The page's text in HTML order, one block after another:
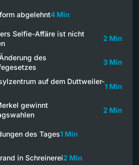
abgelehnt4 Min
Selfie-Affäre ist nicht
2 Min
des
3 Min
auf dem Duttweiler-
1 Min
gewinnt
2 Min
des Tages1 Min
in Schreinerei2 Min